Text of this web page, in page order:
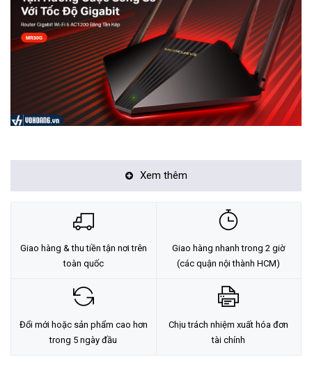
Đặc điểm nổi bật của bộ phát wifi Mercusys MR30G
bị lag, đạt tốc độ lên tới 1,2 Gbps (867 Mbps trên băng tần 5
Phạm Vi Phủ Sóng
– 4× Ăng-ten công suất cao với
bạn để có tín hiệu WiFi mạnh ở mọi ngóc ngách
internet của bạn và truyền dữ liệu với tốc độ chóng mặt để đạt
hiệu suất cao nhất
Xem thêm
Giao hàng & thu tiền tận nơi trên
toàn quốc
Giao hàng nhanh trong 2 giờ
(các quận nội thành HCM)
Đổi mới hoặc sản phẩm cao hơn
trong 5 ngày đầu
Chịu trách nhiệm xuất hóa đơn
tài chính